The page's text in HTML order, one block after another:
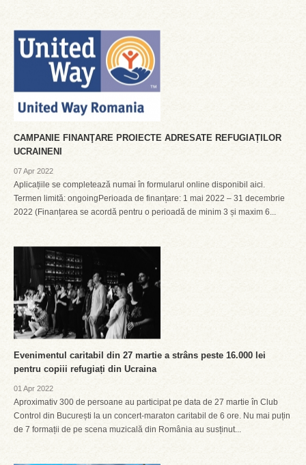
CAMPANIE FINANŢARE PROIECTE ADRESATE REFUGIAȚILOR
UCRAINENI
07 Apr 2022
Aplicațiile se completează numai în formularul online disponibil aici.
Termen limită: ongoingPerioada de finanțare: 1 mai 2022 – 31 decembrie
2022 (Finanțarea se acordă pentru o perioadă de minim 3 și maxim 6...
Evenimentul caritabil din 27 martie a strâns peste 16.000 lei
pentru copiii refugiați din Ucraina
01 Apr 2022
Aproximativ 300 de persoane au participat pe data de 27 martie în Club
Control din București la un concert-maraton caritabil de 6 ore. Nu mai puțin
de 7 formații de pe scena muzicală din România au susținut...